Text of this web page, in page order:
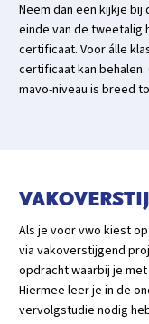
Neem dan een kijkje
einde van de tweetalig
certificaat. Voor álle
certificaat kan
mavo-niveau is breed
Als je voor vwo kiest
via vakoverstijgend
opdracht waarbij je
Hiermee leer je in de
vervolgstudie nodig